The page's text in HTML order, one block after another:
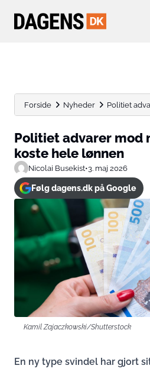
Forside Nyheder Politiet
Politiet advarer mod
koste hele lønnen
Nicolai Busekist•3. maj 2026
Følg dagens.dk på Google
Kamil Zajaczkowski/Shutterstock
En ny type svindel har gjort